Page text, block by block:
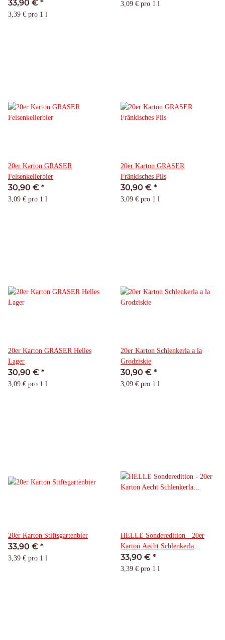
33,90 € *
3,39 € pro 1 l
3,09 € pro 1 l
20er Karton GRASER
Felsenkellerbier
30,90 € *
3,09 € pro 1 l
20er Karton GRASER
Fränkisches Pils
30,90 € *
3,09 € pro 1 l
20er Karton GRASER Helles
Lager
30,90 € *
3,09 € pro 1 l
20er Karton Schlenkerla a la
Grodziskie
30,90 € *
3,09 € pro 1 l
20er Karton Stiftsgartenbier
33,90 € *
3,39 € pro 1 l
HELLE Sonderedition - 20er
Karton Aecht Schlenkerla
Rauchbier Märzen
33,90 € *
3,39 € pro 1 l